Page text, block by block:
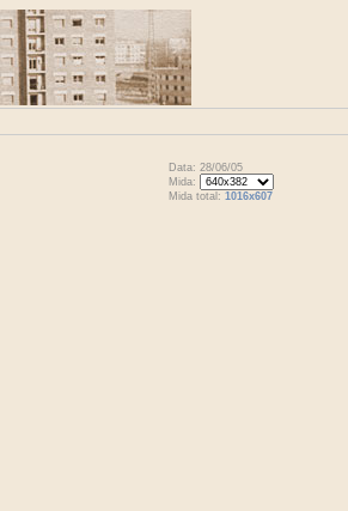
Data: 28/06/05
Mida:
Mida total: 1016x607